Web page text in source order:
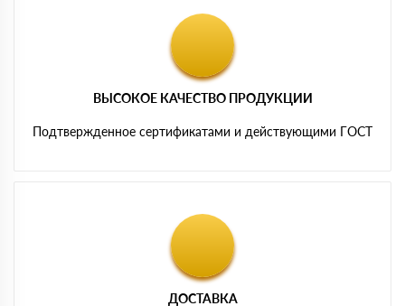
ВЫСОКОЕ КАЧЕСТВО ПРОДУКЦИИ
Подтвержденное сертификатами и действующими ГОСТ
ДОСТАВКА